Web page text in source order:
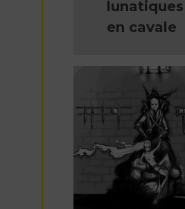
lunatiques
en cavale